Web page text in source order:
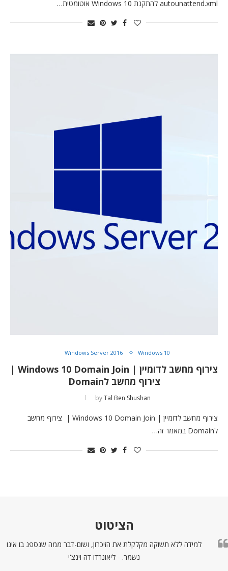
autounattend.xml להתקנת Windows 10 אוטומטית…
Windows 10
Windows Server 2016
צירוף מחשב לדומיין | Windows 10 Domain Join |
צירוף מחשב לDomain
byTal Ben Shushan
צירוף מחשב לדומיין | Windows 10 Domain Join | צירוף מחשב
לDomain במאמר זה…
הציטוט
למידה ללא תשוקה מקלקלת את הזיכרון, ושום-דבר ממה שנספג בו אינו
נשמר. - ליאונרדו דה וינצ'י